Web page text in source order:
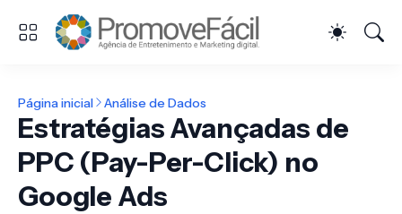
Página inicial Análise de Dados
Estratégias Avançadas de
PPC (Pay-Per-Click) no
Google Ads